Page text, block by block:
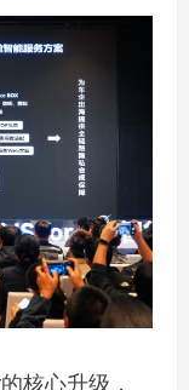
核心升级，